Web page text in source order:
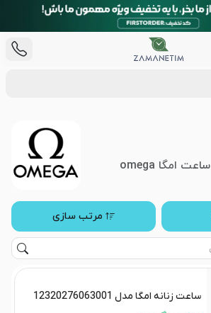
ساعت امگا omega
مرتب سازی
ساعت زنانه امگا مدل 12320276063001